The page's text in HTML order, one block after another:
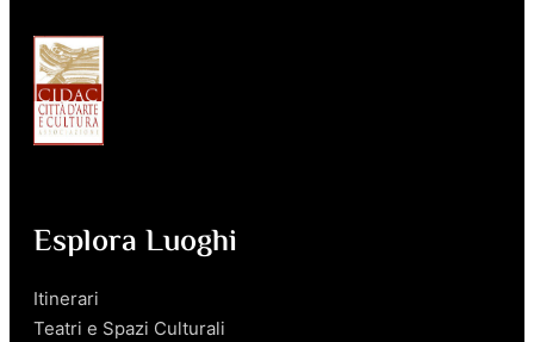
Esplora Luoghi
Itinerari
Teatri e Spazi Culturali